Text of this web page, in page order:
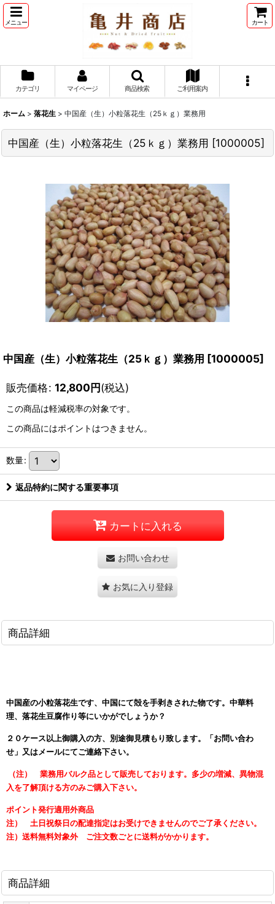
メニュー カート
カテゴリ マイページ 商品検索 ご利用案内
ホーム > 落花生 > 中国産（生）小粒落花生（25ｋｇ）業務用
中国産（生）小粒落花生（25ｋｇ）業務用 [1000005]
中国産（生）小粒落花生（25ｋｇ）業務用 [1000005]
販売価格: 12,800円(税込)
この商品は軽減税率の対象です。
この商品にはポイントはつきません。
数量:
返品特約に関する重要事項
カートに入れる
お問い合わせ
お気に入り登録
商品詳細
中国産の小粒落花生です、中国にて殻を手剥きされた物です。中華料
理、落花生豆腐作り等にいかがでしょうか？
２０ケース以上御購入の方、別途御見積もり致します。「お問い合わ
せ」 又はメールにてご連絡下さい。
（注） 業務用バルク品として販売しております。多少の増減、異物混
入を了解頂ける方のみご購入下さい。
ポイント発行適用外商品
注） 土日祝祭日の配達指定はお受けできませんのでご了承ください。
注）送料無料対象外 ご注文数ごとに送料がかかります。
商品詳細